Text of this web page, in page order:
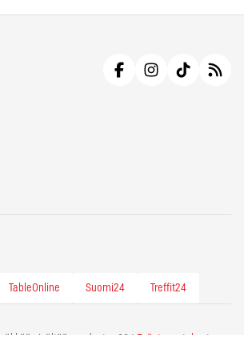
TableOnline Suomi24 Treffit24